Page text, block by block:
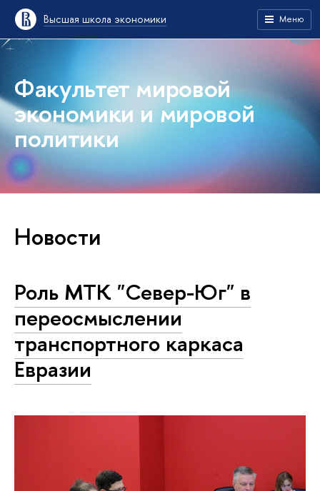
Высшая школа экономики Меню
Факультет мировой
экономики и мировой
политики
Новости
Роль МТК "Север-Юг" в
переосмыслении
транспортного каркаса
Евразии